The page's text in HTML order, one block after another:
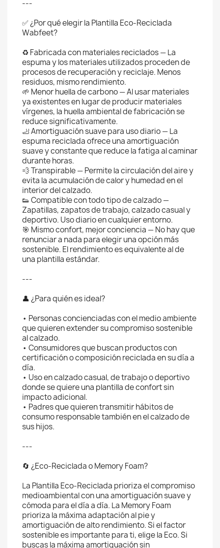
---
✅ ¿Por qué elegir la Plantilla Eco-Reciclada
Wabfeet?
♻️ Fabricada con materiales reciclados — La
espuma y los materiales utilizados proceden de
procesos de recuperación y reciclaje. Menos
residuos, mismo rendimiento.
🌱 Menor huella de carbono — Al usar materiales
ya existentes en lugar de producir materiales
vírgenes, la huella ambiental de fabricación se
reduce significativamente.
🦶 Amortiguación suave para uso diario — La
espuma reciclada ofrece una amortiguación
suave y constante que reduce la fatiga al caminar
durante horas.
💨 Transpirable — Permite la circulación del aire y
evita la acumulación de calor y humedad en el
interior del calzado.
👟 Compatible con todo tipo de calzado —
Zapatillas, zapatos de trabajo, calzado casual y
deportivo. Uso diario en cualquier entorno.
🎯 Mismo confort, mejor conciencia — No hay que
renunciar a nada para elegir una opción más
sostenible. El rendimiento es equivalente al de
una plantilla estándar.
---
👤 ¿Para quién es ideal?
• Personas concienciadas con el medio ambiente
que quieren extender su compromiso sostenible
al calzado.
• Consumidores que buscan productos con
certificación o composición reciclada en su día a
día.
• Uso en calzado casual, de trabajo o deportivo
donde se quiere una plantilla de confort sin
impacto adicional.
• Padres que quieren transmitir hábitos de
consumo responsable también en el calzado de
sus hijos.
---
🔄 ¿Eco-Reciclada o Memory Foam?
La Plantilla Eco-Reciclada prioriza el compromiso
medioambiental con una amortiguación suave y
cómoda para el día a día. La Memory Foam
prioriza la máxima adaptación al pie y
amortiguación de alto rendimiento. Si el factor
sostenible es importante para ti, elige la Eco. Si
buscas la máxima amortiguación sin